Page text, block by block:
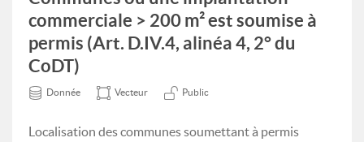
commerciale > 200 m² est soumise à
permis (Art. D.IV.4, alinéa 4, 2° du
CoDT)
Donnée Vecteur Public
Localisation des communes soumettant à permis